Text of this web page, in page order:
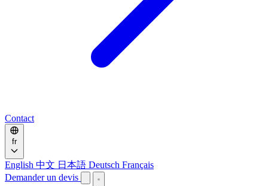
Contact
fr
English 中文 日本語 Deutsch Français
Demander un devis